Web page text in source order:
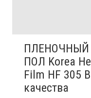
ПОЛ Korea
Film HF 305
качества